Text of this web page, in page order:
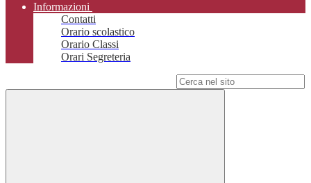
Informazioni
Contatti
Orario scolastico
Orario Classi
Orari Segreteria